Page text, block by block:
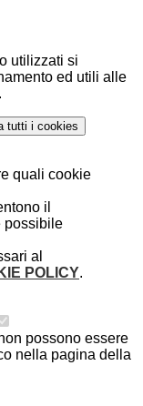
utilizzati si
ed utili alle
.
tutti i cookies
quali cookie
il
possibile
al
POLICY.
possono essere
nella pagina della